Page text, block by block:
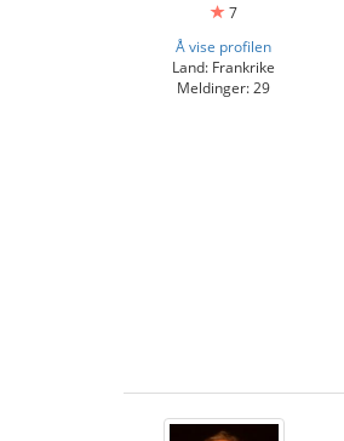
7
Å vise profilen
Land: Frankrike
Meldinger: 29